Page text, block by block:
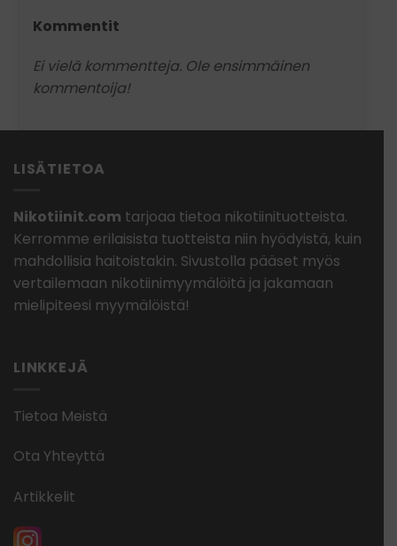
Kommentit
Ei vielä kommentteja. Ole ensimmäinen
kommentoija!
LISÄTIETOA
Nikotiinit.com tarjoaa tietoa nikotiinituotteista.
Kerromme erilaisista tuotteista niin hyödyistä, kuin
mahdollisia haitoistakin. Sivustolla pääset myös
vertailemaan nikotiinimyymälöitä ja jakamaan
mielipiteesi myymälöistä!
LINKKEJÄ
Tietoa Meistä
Ota Yhteyttä
Artikkelit